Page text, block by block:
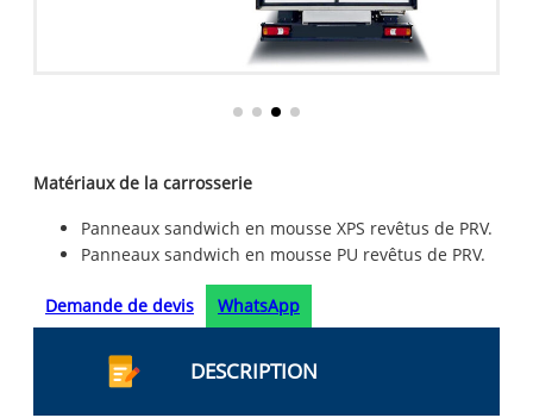
Matériaux de la carrosserie
Panneaux sandwich en mousse XPS revêtus de PRV.
Panneaux sandwich en mousse PU revêtus de PRV.
Demande de devis WhatsApp
DESCRIPTION